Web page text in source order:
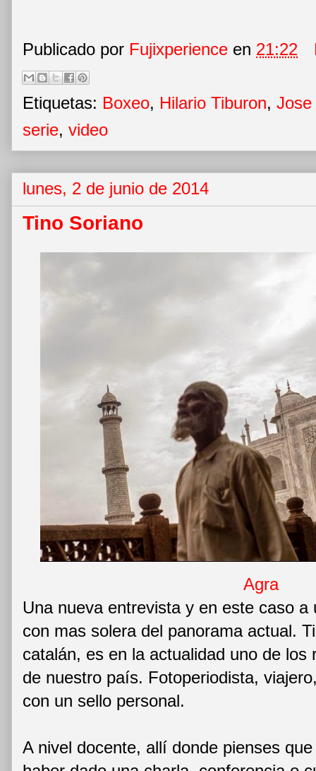
Publicado por Fujixperience en 21:22
Etiquetas: Boxeo, Hilario Tiburon, Jose
serie, video
lunes, 2 de junio de 2014
Tino Soriano
Agra
Una nueva entrevista y en este caso a
con mas solera del panorama actual.
catalán, es en la actualidad uno de los
de nuestro país. Fotoperiodista,
con un sello personal.
A nivel docente, allí donde pienses